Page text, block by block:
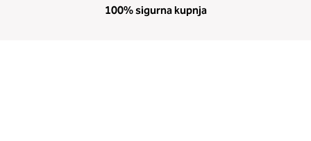
100% sigurna kupnja